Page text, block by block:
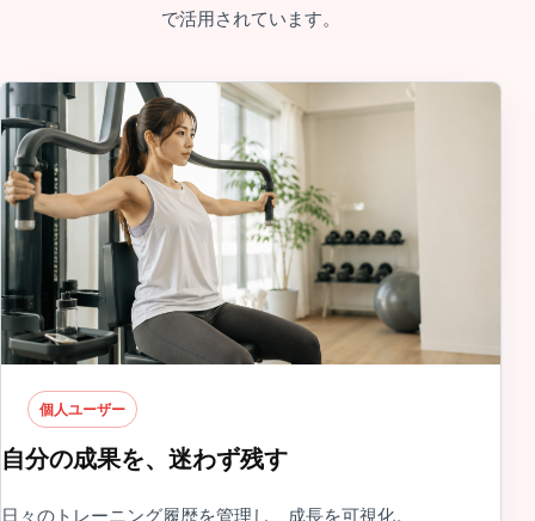
で活用されています。
個人ユーザー
自分の成果を、迷わず残す
日々のトレーニング履歴を管理し、成長を可視化。